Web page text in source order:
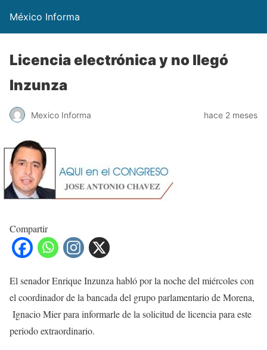
México Informa
Licencia electrónica y no llegó
Inzunza
Mexico Informa hace 2 meses
Compartir
El senador Enrique Inzunza habló por la noche del miércoles con
el coordinador de la bancada del grupo parlamentario de Morena,
Ignacio Mier para informarle de la solicitud de licencia para este
periodo extraordinario.